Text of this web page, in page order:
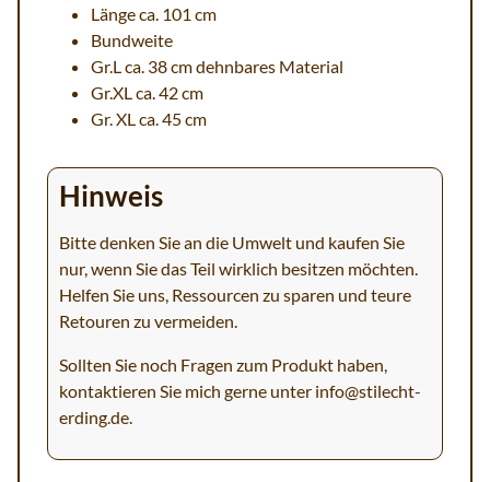
Länge ca. 101 cm
Bundweite
Gr.L ca. 38 cm dehnbares Material
Gr.XL ca. 42 cm
Gr. XL ca. 45 cm
Hinweis
Bitte denken Sie an die Umwelt und kaufen Sie
nur, wenn Sie das Teil wirklich besitzen möchten.
Helfen Sie uns, Ressourcen zu sparen und teure
Retouren zu vermeiden.
Sollten Sie noch Fragen zum Produkt haben,
kontaktieren Sie mich gerne unter info@stilecht-
erding.de.